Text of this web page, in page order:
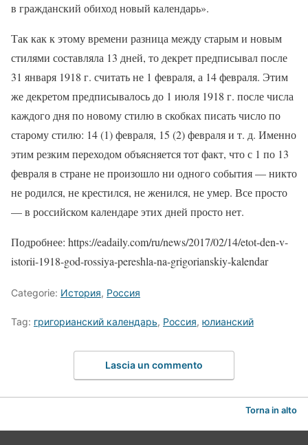
в гражданский обиход новый календарь».
Так как к этому времени разница между старым и новым
стилями составляла 13 дней, то декрет предписывал после
31 января 1918 г. считать не 1 февраля, а 14 февраля. Этим
же декретом предписывалось до 1 июля 1918 г. после числа
каждого дня по новому стилю в скобках писать число по
старому стилю: 14 (1) февраля, 15 (2) февраля и т. д. Именно
этим резким переходом объясняется тот факт, что с 1 по 13
февраля в стране не произошло ни одного события — никто
не родился, не крестился, не женился, не умер. Все просто
— в российском календаре этих дней просто нет.
Подробнее: https://eadaily.com/ru/news/2017/02/14/etot-den-v-
istorii-1918-god-rossiya-pereshla-na-grigorianskiy-kalendar
Categorie: История, Россия
Tag: григорианский календарь, Россия, юлианский
Lascia un commento
Torna in alto